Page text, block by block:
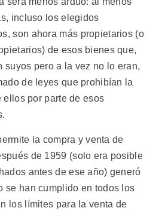
incluso los elegidos
son ahora más propietarios (o
de esos bienes que,
suyos pero a la vez no lo eran,
de leyes que prohibían la
ellos por parte de esos
la compra y venta de
de 1959 (solo era posible
antes de ese año) generó
se han cumplido en todos los
los límites para la venta de